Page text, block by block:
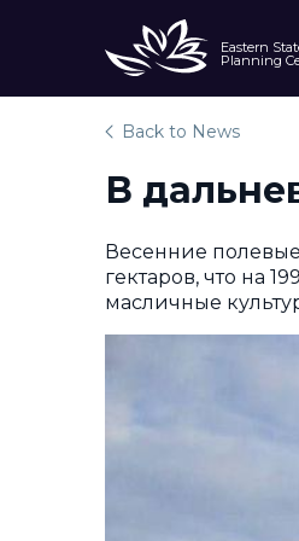
Eastern
Planning
Back to News
В
Весенние
гектаров, что на
масличные